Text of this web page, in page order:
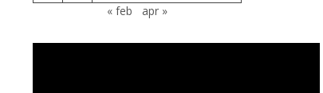
« feb
apr »